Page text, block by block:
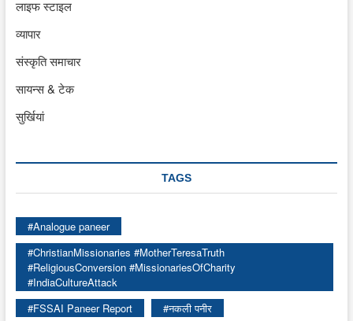
लाइफ स्टाइल
व्यापार
संस्कृति समाचार
सायन्स & टेक
सुर्खियां
TAGS
#Analogue paneer
#ChristianMissionaries #MotherTeresaTruth
#ReligiousConversion #MissionariesOfCharity
#IndiaCultureAttack
#FSSAI Paneer Report
#नकली पनीर